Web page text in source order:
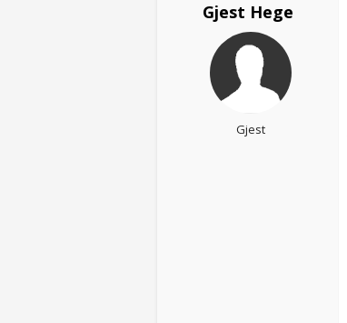
Gjest Hege
Gjest